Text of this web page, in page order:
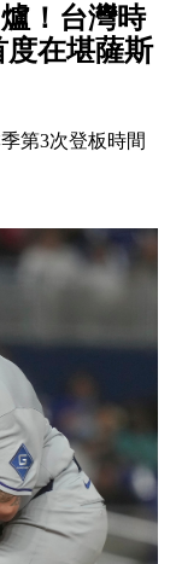
！台灣時
度在堪薩斯
第3次登板時間